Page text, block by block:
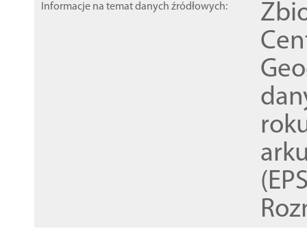
Informacje na temat danych źródłowych: